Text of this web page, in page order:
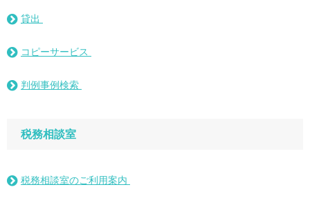
貸出
コピーサービス
判例事例検索
税務相談室
税務相談室のご利用案内